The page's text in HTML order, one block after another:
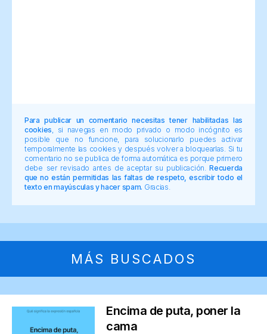
Para publicar un comentario necesitas tener habilitadas las
cookies , si navegas en modo privado o modo incógnito es
posible que no funcione, para solucionarlo puedes activar
temporalmente las cookies y después volver a bloquearlas. Si tu
comentario no se publica de forma automática es porque primero
debe ser revisado antes de aceptar su publicación.Recuerda
que no están permitidas las faltas de respeto, escribir todo el
texto en mayúsculas y hacer spam. Gracias.
MÁS BUSCADOS
Encima de puta, poner la
cama